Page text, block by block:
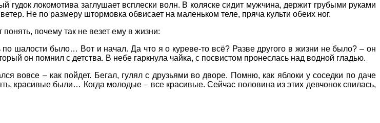
локомотива заглушает всплески волн. В коляске сидит мужчина, держит грубыми руками
Не по размеру штормовка обвисает на маленьком теле, пряча культи обеих ног.
почему так не везет ему в жизни:
шалости было… Вот и начал. Да что я о куреве-то всё? Разве другого в жизни не было? – он
он помнил с детства. В небе гаркнула чайка, с посвистом пронеслась над водной гладью.
вовсе – как пойдет. Бегал, гулял с друзьями во дворе. Помню, как яблоки у соседки по даче
красивые были… Когда молодые – все красивые. Сейчас половина из этих девчонок спилась,